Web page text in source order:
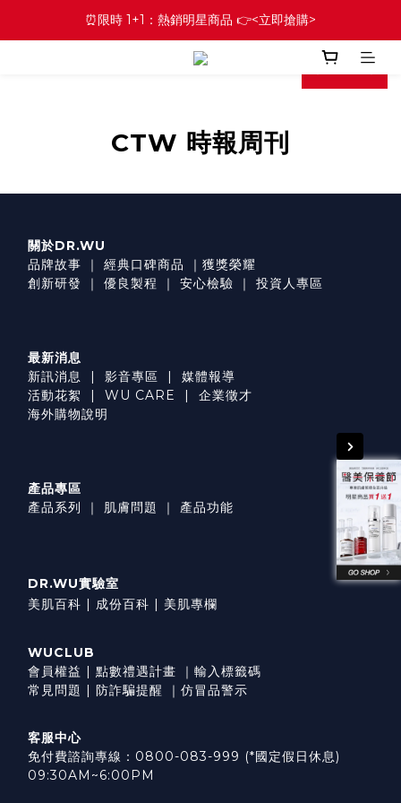
⏰限時 1+1：熱銷明星商品 👉<立即搶購>
prev next
CTW 時報周刊
關於DR.WU
品牌故事 ｜ 經典口碑商品 ｜ 獲獎榮耀
創新研發
｜ 優良製程 ｜ 安心檢驗 ｜ 投資人專區
最新消息
新訊消息
| 影音專區 | 媒體報導
活動花絮
| WU CARE | 企業徵才
海外購物說明
產品專區
產品系列
｜ 肌膚問題 ｜ 產品功能
DR.WU實驗室
美肌百科 | 成份百科 | 美肌專欄
WUCLUB
會員權益 | 點數禮遇計畫 ｜ 輸入標籤碼
常見問題 | 防詐騙提醒 ｜ 仿冒品警示
客服中心
免付費諮詢專線：0800-083-999 (*國定假日休息)
09:30AM~6:00PM